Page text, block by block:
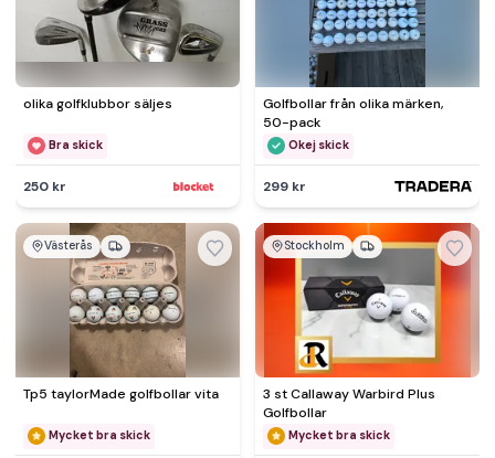
olika golfklubbor säljes
Bra skick
250 kr
Golfbollar från olika märken,
50-pack
Okej skick
299 kr
Västerås
Tp5 taylorMade golfbollar vita
Mycket bra skick
Stockholm
3 st Callaway Warbird Plus
Golfbollar
Mycket bra skick